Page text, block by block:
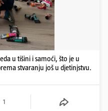
u tišini i samoći, što je u
stvaranju još u djetinjstvu.
1